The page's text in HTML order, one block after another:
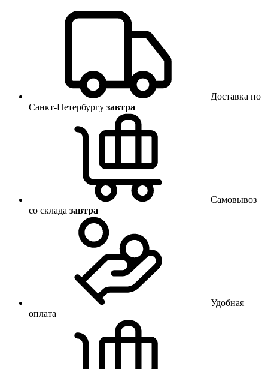
Доставка по
Санкт-Петербургу завтра
Самовывоз
со склада завтра
Удобная
оплата